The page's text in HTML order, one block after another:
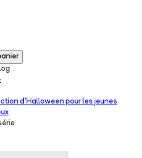
d’Halloween pour les jeunes